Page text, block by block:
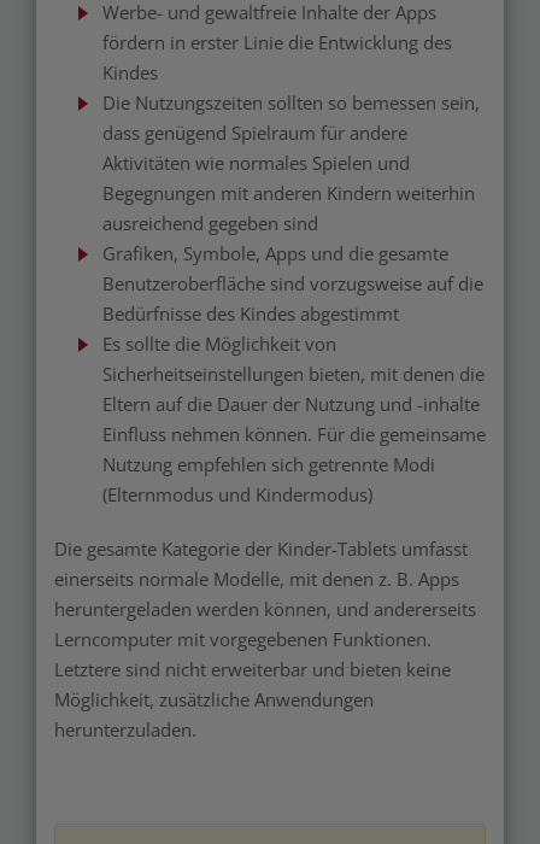
Werbe- und gewaltfreie Inhalte der Apps
fördern in erster Linie die Entwicklung des
Kindes
Die Nutzungszeiten sollten so bemessen sein,
dass genügend Spielraum für andere
Aktivitäten wie normales Spielen und
Begegnungen mit anderen Kindern weiterhin
ausreichend gegeben sind
Grafiken, Symbole, Apps und die gesamte
Benutzeroberfläche sind vorzugsweise auf die
Bedürfnisse des Kindes abgestimmt
Es sollte die Möglichkeit von
Sicherheitseinstellungen bieten, mit denen die
Eltern auf die Dauer der Nutzung und -inhalte
Einfluss nehmen können. Für die gemeinsame
Nutzung empfehlen sich getrennte Modi
(Elternmodus und Kindermodus)
Die gesamte Kategorie der Kinder-Tablets umfasst
einerseits normale Modelle, mit denen z. B. Apps
heruntergeladen werden können, und andererseits
Lerncomputer mit vorgegebenen Funktionen.
Letztere sind nicht erweiterbar und bieten keine
Möglichkeit, zusätzliche Anwendungen
herunterzuladen.